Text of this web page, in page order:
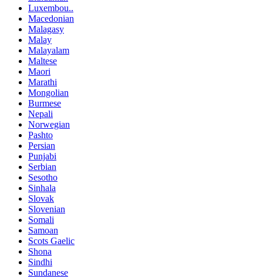
Luxembou..
Macedonian
Malagasy
Malay
Malayalam
Maltese
Maori
Marathi
Mongolian
Burmese
Nepali
Norwegian
Pashto
Persian
Punjabi
Serbian
Sesotho
Sinhala
Slovak
Slovenian
Somali
Samoan
Scots Gaelic
Shona
Sindhi
Sundanese